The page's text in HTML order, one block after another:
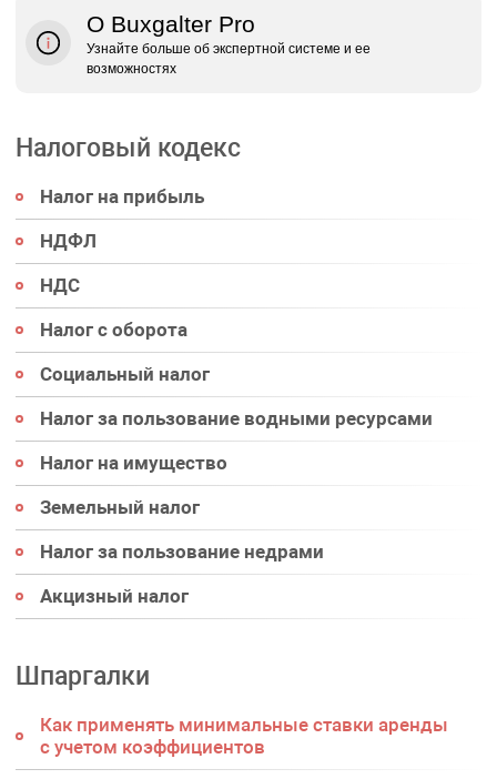
О Buxgalter Pro
Узнайте больше об экспертной системе и ее
возможностях
Налоговый кодекс
Налог на прибыль
НДФЛ
НДС
Налог с оборота
Социальный налог
Налог за пользование водными ресурсами
Налог на имущество
Земельный налог
Налог за пользование недрами
Акцизный налог
Шпаргалки
Как применять минимальные ставки аренды
с учетом коэффициентов